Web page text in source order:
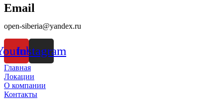
Email
open-siberia@yandex.ru
Instagram
Главная
Локации
О компании
Контакты